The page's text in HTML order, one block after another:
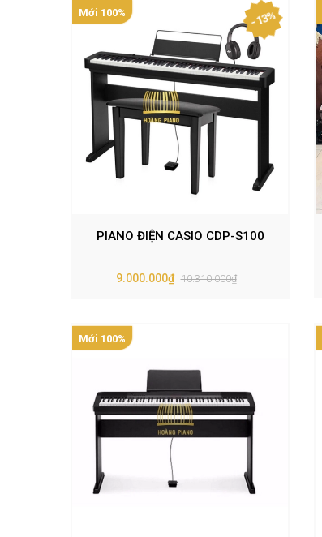
- 13%
Mới 100%
PIANO ĐIỆN CASIO CDP-S100
9.000.000₫ 10.310.000₫
Mới 100%